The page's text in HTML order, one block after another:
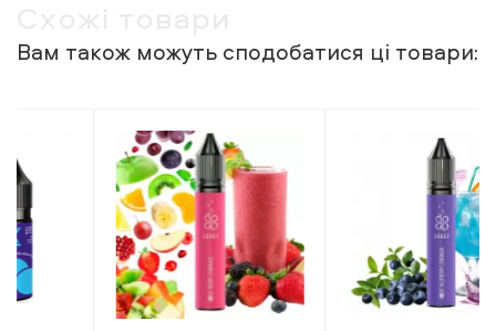
Вам також можуть сподобатися ці товари: